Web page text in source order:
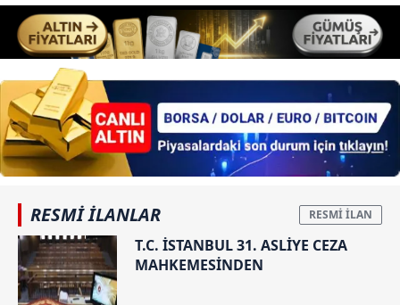
RESMİ İLANLAR
T.C. İSTANBUL 31. ASLİYE CEZA
MAHKEMESİNDEN